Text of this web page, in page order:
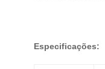
Especificações: